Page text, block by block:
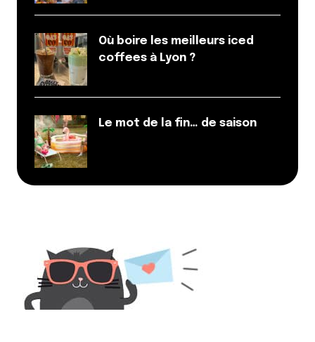
Où boire les meilleurs iced
coffees à Lyon ?
Le mot de la fin… de saison